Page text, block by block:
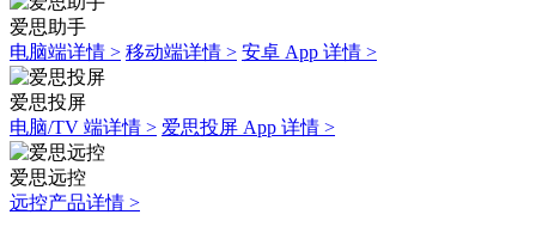
爱思助手
电脑端详情 > 移动端详情 > 安卓 App 详情 >
爱思投屏
电脑/TV 端详情 > 爱思投屏 App 详情 >
爱思远控
远控产品详情 >